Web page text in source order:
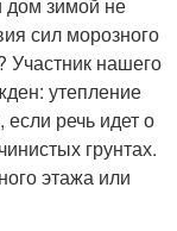
дом зимой не
сил морозного
Участник нашего
утепление
если речь идет о
грунтах.
этажа или